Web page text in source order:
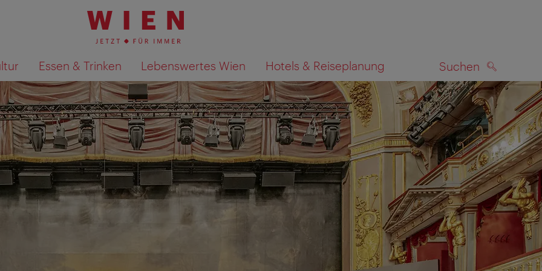
Essen & Trinken Lebenswertes Wien Hotels & Reiseplanung Suchen
Suchergebnisse auf Karte anzeigen SUCHEN